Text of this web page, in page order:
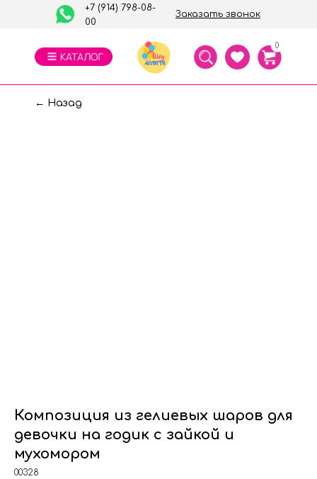
Заказать звонок
+7 (914) 798-08-
00
0
← Назад
Композиция из гелиевых шаров для
девочки на годик с зайкой и
мухомором
00328